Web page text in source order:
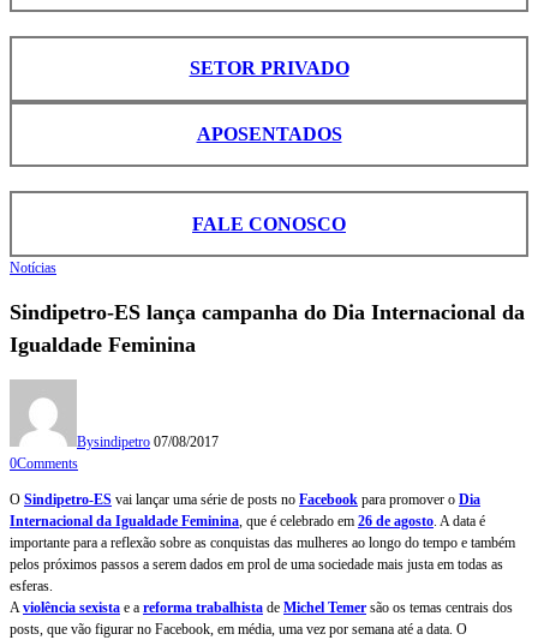
SETOR PRIVADO
APOSENTADOS
FALE CONOSCO
Notícias
Sindipetro-ES lança campanha do Dia Internacional da
Igualdade Feminina
Bysindipetro 07/08/2017
0Comments
O Sindipetro-ES vai lançar uma série de posts no Facebook para promover o Dia
Internacional da Igualdade Feminina , que é celebrado em 26 de agosto . A data é
importante para a reflexão sobre as conquistas das mulheres ao longo do tempo e também
pelos próximos passos a serem dados em prol de uma sociedade mais justa em todas as
esferas.
A violência sexista e a reforma trabalhista de Michel Temer são os temas centrais dos
posts, que vão figurar no Facebook, em média, uma vez por semana até a data. O